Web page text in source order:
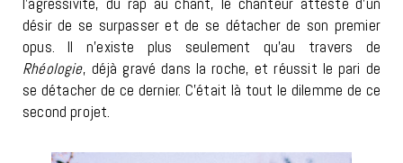
désir de se surpasser et de se détacher de son premier
opus. Il n’existe plus seulement qu’au travers de
Rhéologie, déjà gravé dans la roche, et réussit le pari de
se détacher de ce dernier. C’était là tout le dilemme de ce
second projet.